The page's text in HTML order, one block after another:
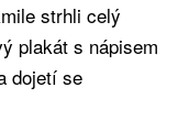
strhli celý
plakát s nápisem
dojetí se